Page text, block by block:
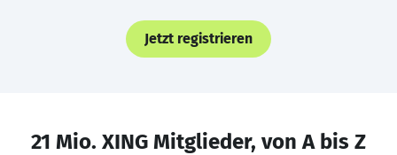
Jetzt registrieren
21 Mio. XING Mitglieder, von A bis Z